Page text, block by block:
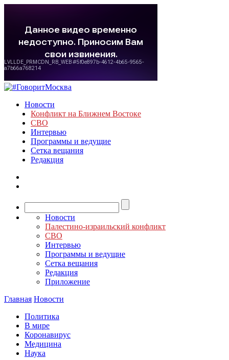
Новости
Конфликт на Ближнем Востоке
СВО
Интервью
Программы и ведущие
Сетка вещания
Редакция
Новости
Палестино-израильский конфликт
СВО
Интервью
Программы и ведущие
Сетка вещания
Редакция
Приложение
Главная Новости
Политика
В мире
Коронавирус
Медицина
Наука